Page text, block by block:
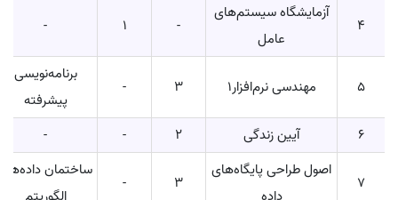
4
آزمایشگاه سیستم‌های
عامل
-
1
-
5 مهندسی نرم‌افزار1 3
-
برنامه‌نویسی
پیشرفته
6
آیین زندگی 2
-
-
7
اصول طراحی پایگاه‌های
3
-
ساختمان داده‌ها